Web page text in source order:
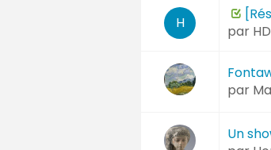
H
par
par
Un